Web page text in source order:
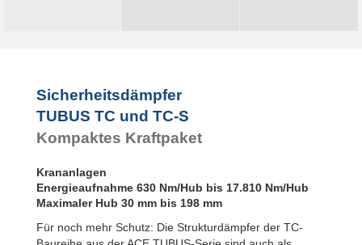
Sicherheitsdämpfer
TUBUS TC und TC-S
Kompaktes Kraftpaket
Krananlagen
Energieaufnahme 630 Nm/Hub bis 17.810 Nm/Hub
Maximaler Hub 30 mm bis 198 mm
Für noch mehr Schutz: Die Strukturdämpfer der TC-